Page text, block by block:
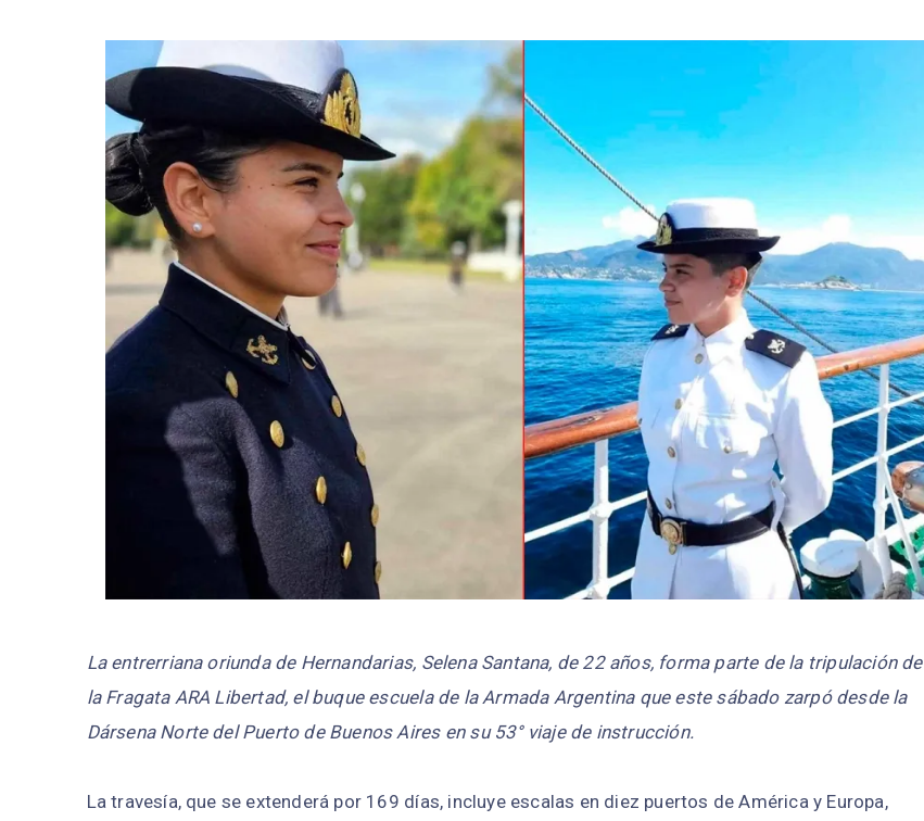
La entrerriana oriunda de Hernandarias, Selena Santana, de 22 años, forma parte de la tripulación de
la Fragata ARA Libertad, el buque escuela de la Armada Argentina que este sábado zarpó desde la
Dársena Norte del Puerto de Buenos Aires en su 53° viaje de instrucción.
La travesía, que se extenderá por 169 días, incluye escalas en diez puertos de América y Europa,